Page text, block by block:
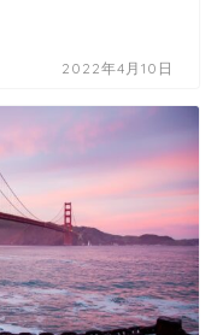
2022年4月10日